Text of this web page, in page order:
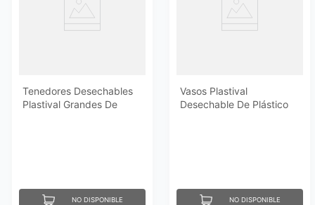
Tenedores Desechables
Plastival Grandes De
NO DISPONIBLE
Vasos Plastival
Desechable De Plástico
NO DISPONIBLE